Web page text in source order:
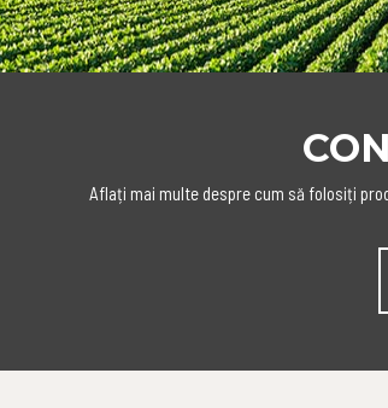
Aflați mai multe despre cum să folosiți